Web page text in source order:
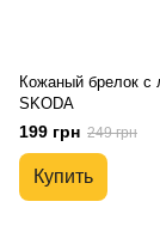
Кожаный брелок с
SKODA
199 грн 249 грн
Купить